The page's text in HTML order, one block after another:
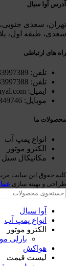
آدرس آوا سیال
تهران، سعدی
سعدی، طبقه اول،
راه های ارتباطی
تلفن: 021
تلفن:
ایمیل: info@avasayal.com
موبایل: 09122849746
محصولات ما
انواع پمپ آب
الکترو موتور
مکانیکال سیل
کلیه حقوق این سایت
طراحی و بهینه سازی
آوا سیال
انواع پمپ آب
الکترو موتور
بارلی
هواکش
لیست قیمت